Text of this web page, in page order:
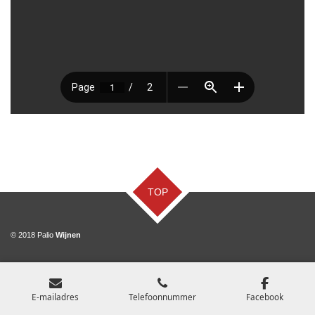
TOP
© 2018 Palio Wijnen
E-mailadres Telefoonnummer Facebook